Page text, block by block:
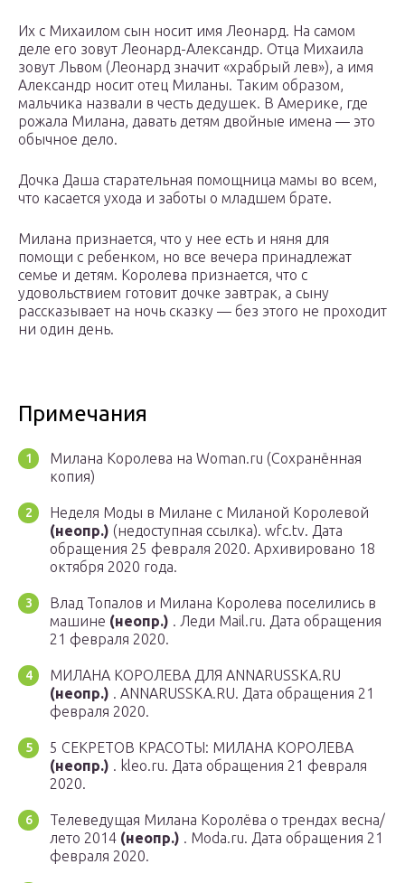
Их с Михаилом сын носит имя Леонард. На самом
деле его зовут Леонард-Александр. Отца Михаила
зовут Львом (Леонард значит «храбрый лев»), а имя
Александр носит отец Миланы. Таким образом,
мальчика назвали в честь дедушек. В Америке, где
рожала Милана, давать детям двойные имена — это
обычное дело.
Дочка Даша старательная помощница мамы во всем,
что касается ухода и заботы о младшем брате.
Милана признается, что у нее есть и няня для
помощи с ребенком, но все вечера принадлежат
семье и детям. Королева признается, что с
удовольствием готовит дочке завтрак, а сыну
рассказывает на ночь сказку — без этого не проходит
ни один день.
Примечания
Милана Королева на Woman.ru (Сохранённая
копия)
Неделя Моды в Милане с Миланой Королевой
(неопр.) (недоступная ссылка). wfc.tv. Дата
обращения 25 февраля 2020. Архивировано 18
октября 2020 года.
Влад Топалов и Милана Королева поселились в
машине (неопр.) . Леди Mail.ru. Дата обращения
21 февраля 2020.
МИЛАНА КОРОЛЕВА ДЛЯ ANNARUSSKA.RU
(неопр.) . ANNARUSSKA.RU. Дата обращения 21
февраля 2020.
5 СЕКРЕТОВ КРАСОТЫ: МИЛАНА КОРОЛЕВА
(неопр.) . kleo.ru. Дата обращения 21 февраля
2020.
Телеведущая Милана Королёва о трендах весна/
лето 2014 (неопр.) . Moda.ru. Дата обращения 21
февраля 2020.